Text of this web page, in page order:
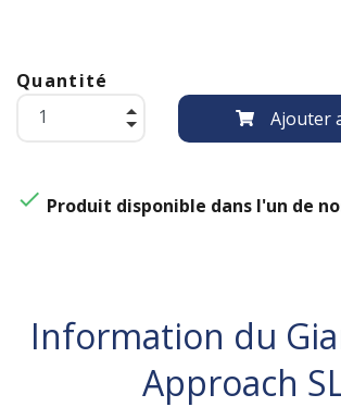
Quantité
Ajouter
 Produit disponible dans l'un de
Information du
Approach